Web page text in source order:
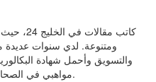
كاتب
ومتنوعة. لدي سنوات عديدة
والتسويق وأحمل شهادة
مواهبي في الصحافة بعد أن بدأت العمل في هذا المجال.